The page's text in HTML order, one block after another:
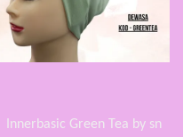
Innerbasic Green Tea by sn